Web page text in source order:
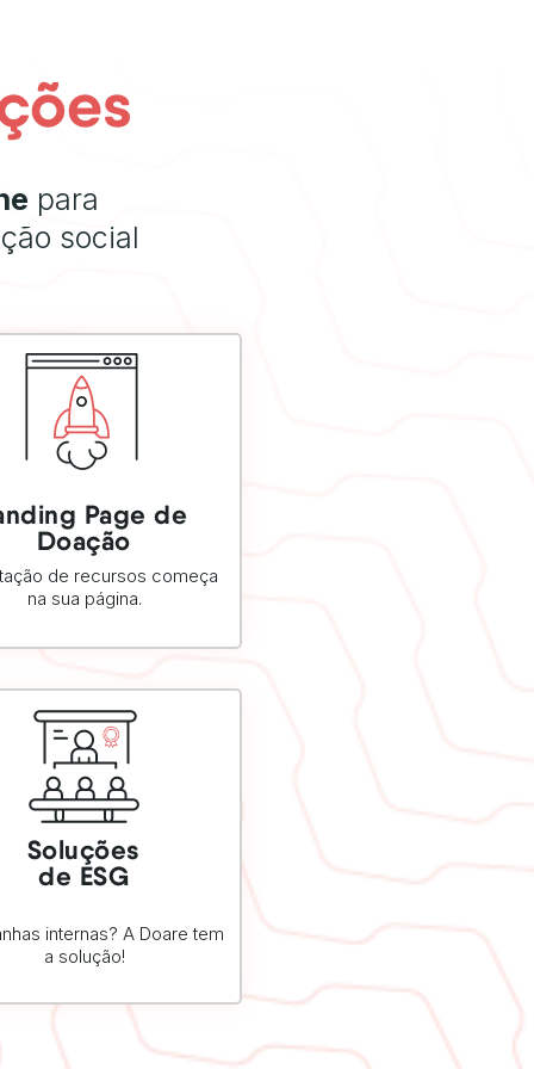
para
social
Page de
Doação
de recursos começa
na sua página.
Soluções
de ESG
internas? A Doare tem
a solução!
SAIBA MAIS